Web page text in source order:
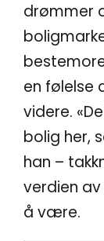
drømmer
en følelse
videre.
bolig her,
han –
verdien
å være.